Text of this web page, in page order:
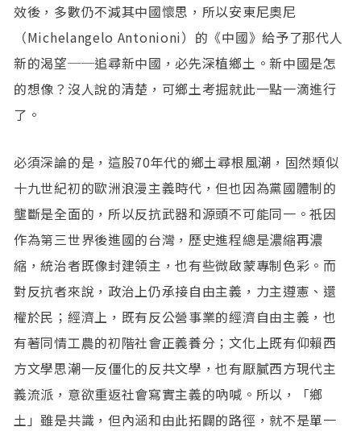
效後，多數仍不減其中國懷思，所以安東尼奧尼
（Michelangelo Antonioni）的《中國》給予了那代人
新的渴望──追尋新中國，必先深植鄉土。新中國是怎
的想像？沒人說的清楚，可鄉土考掘就此一點一滴進行
了。
必須深論的是，這股70年代的鄉土尋根風潮，固然類似
十九世紀初的歐洲浪漫主義時代，但也因為黨國體制的
壟斷是全面的，所以反抗武器和源頭不可能同一。祇因
作為第三世界後進國的台灣，歷史進程總是濃縮再濃
縮，統治者既像封建領主，也有些微啟蒙專制色彩。而
對反抗者來說，政治上仍承接自由主義，力主遵憲、還
權於民；經濟上，既有反公營事業的經濟自由主義，也
有著同情工農的初階社會正義養分；文化上既有仰賴西
方文學思潮一反僵化的反共文學，也有厭膩西方現代主
義流派，意欲重返社會寫實主義的吶喊。所以，「鄉
土」雖是共識，但內涵和由此拓闢的路徑，就不是單一